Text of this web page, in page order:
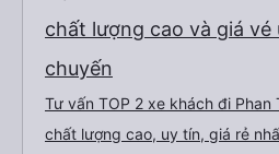
chất lượng cao và giá vé
chuyến
Tư vấn TOP 2 xe khách đi
chất lượng cao, uy tín, giá rẻ